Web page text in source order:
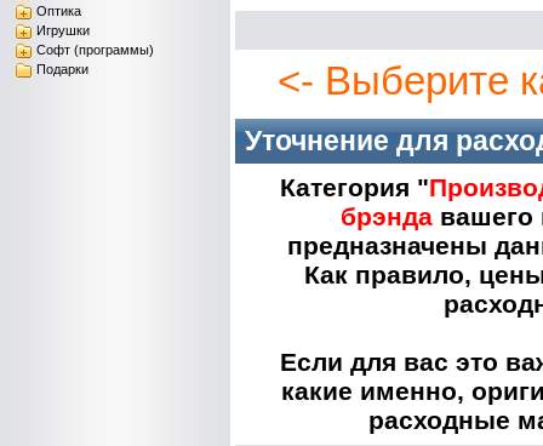
Оптика
Игрушки
Софт (программы)
Подарки
<- Выберите
Уточнение для
Категория "
брэнда вашего
предназначены
Как правило,
Если для вас это
какие именно,
расходные